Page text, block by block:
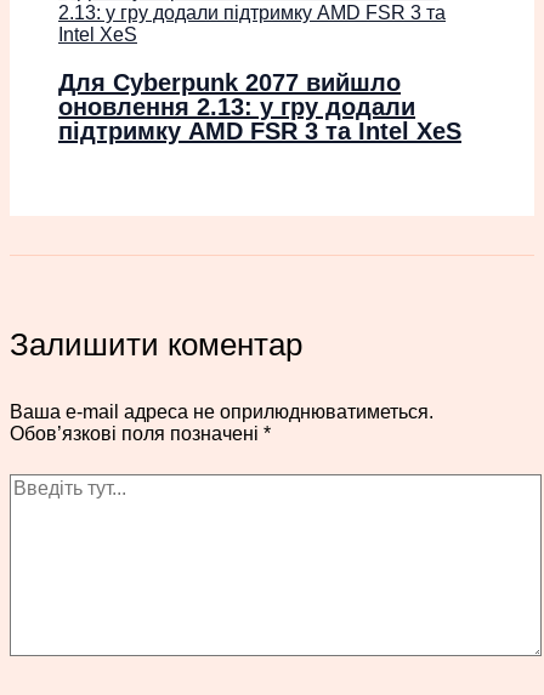
Для Cyberpunk 2077 вийшло
оновлення 2.13: у гру додали
підтримку AMD FSR 3 та Intel XeS
Залишити коментар
Ваша e-mail адреса не оприлюднюватиметься.
Обов’язкові поля позначені *
Введіть